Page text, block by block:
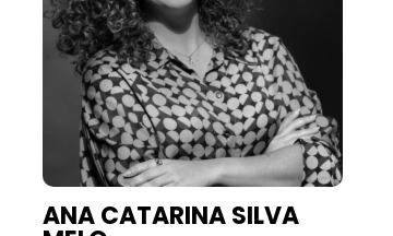
ANA CATARINA SILVA